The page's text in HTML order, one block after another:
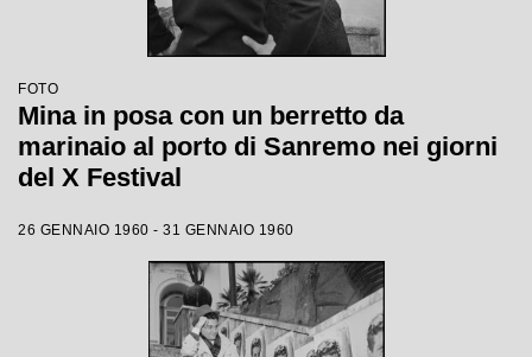
FOTO
Mina in posa con un berretto da
marinaio al porto di Sanremo nei giorni
del X Festival
26 GENNAIO 1960 - 31 GENNAIO 1960